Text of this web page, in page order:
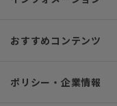
おすすめコンテンツ
ポリシー・企業情報